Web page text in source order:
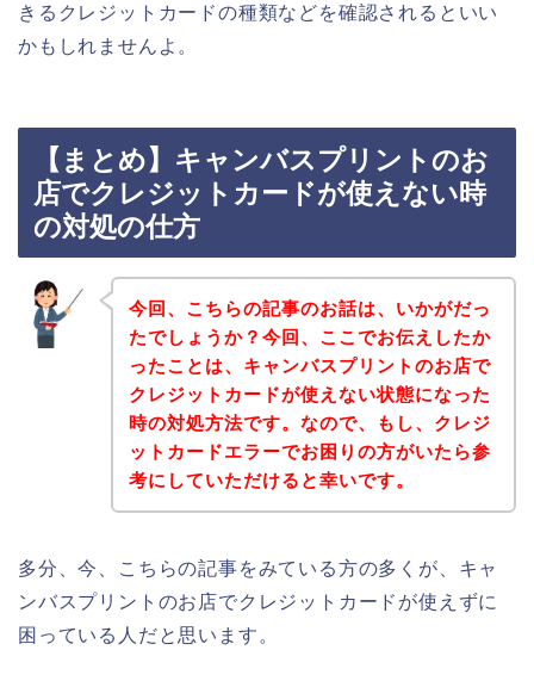
きるクレジットカードの種類などを確認されるといい
かもしれませんよ。
【まとめ】キャンバスプリントのお
店でクレジットカードが使えない時
の対処の仕方
今回、こちらの記事のお話は、いかがだっ
たでしょうか？今回、ここでお伝えしたか
ったことは、キャンバスプリントのお店で
クレジットカードが使えない状態になった
時の対処方法です。なので、もし、クレジ
ットカードエラーでお困りの方がいたら参
考にしていただけると幸いです。
多分、今、こちらの記事をみている方の多くが、キャ
ンバスプリントのお店でクレジットカードが使えずに
困っている人だと思います。